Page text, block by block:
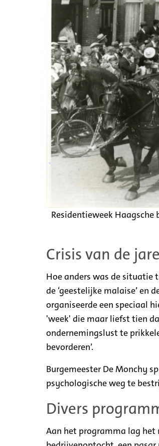
Residentieweek Haagsche
Crisis van de
Hoe anders was de situatie
de ‘geestelijke malaise’ en
organiseerde een speciaal
'week' die maar liefst tien
ondernemingslust te
bevorderen’.
Burgemeester De Monchy
psychologische weg te
Divers
Aan het programma lag het